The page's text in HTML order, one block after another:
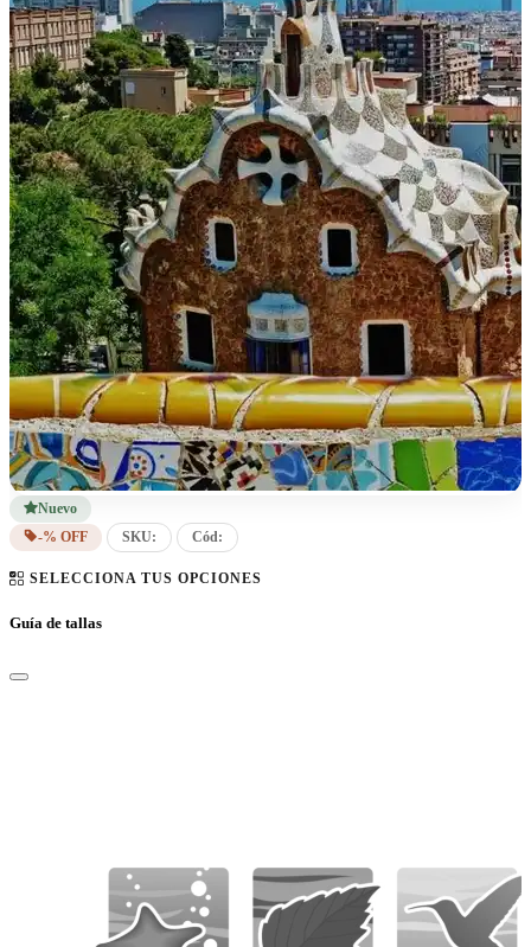
Nuevo
-% OFF
SKU: Cód:
SELECCIONA TUS OPCIONES
Guía de tallas